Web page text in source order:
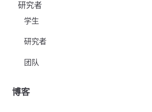
研究者
学生
研究者
团队
博客